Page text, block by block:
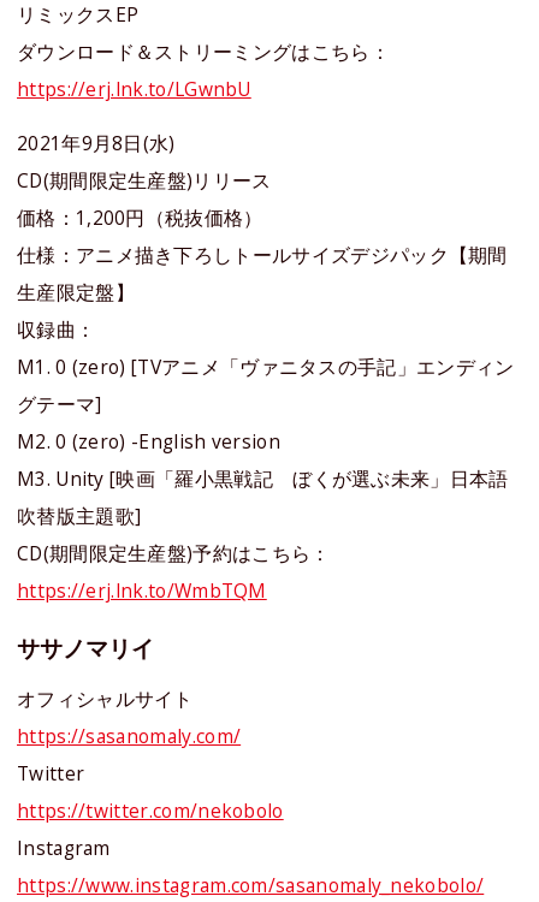
リミックスEP
ダウンロード＆ストリーミングはこちら：
https://erj.lnk.to/LGwnbU
2021年9月8日(水)
CD(期間限定生産盤)リリース
価格：1,200円（税抜価格）
仕様：アニメ描き下ろしトールサイズデジパック【期間
生産限定盤】
収録曲：
M1. 0 (zero) [TVアニメ「ヴァニタスの手記」エンディン
グテーマ]
M2. 0 (zero) -English version
M3. Unity [映画「羅小黒戦記 ぼくが選ぶ未来」日本語
吹替版主題歌]
CD(期間限定生産盤)予約はこちら：
https://erj.lnk.to/WmbTQM
ササノマリイ
オフィシャルサイト
https://sasanomaly.com/
Twitter
https://twitter.com/nekobolo
Instagram
https://www.instagram.com/sasanomaly_nekobolo/